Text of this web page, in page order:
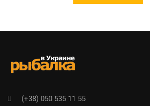
(+38) 050 535 11 55